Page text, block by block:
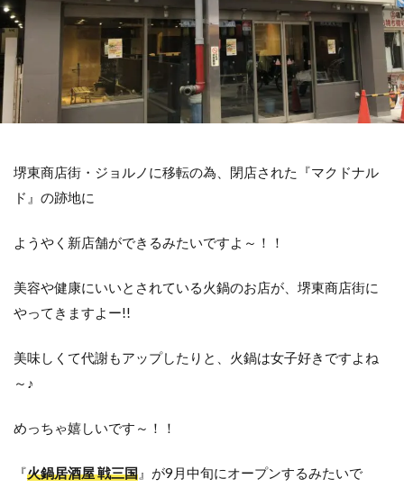
堺東商店街・ジョルノに移転の為、閉店された『マクドナル
ド』の跡地に
ようやく新店舗ができるみたいですよ～！！
美容や健康にいいとされている火鍋のお店が、堺東商店街に
やってきますよー!!
美味しくて代謝もアップしたりと、火鍋は女子好きですよね
～♪
めっちゃ嬉しいです～！！
『火鍋居酒屋 戦三国 』が9月中旬にオープンするみたいで